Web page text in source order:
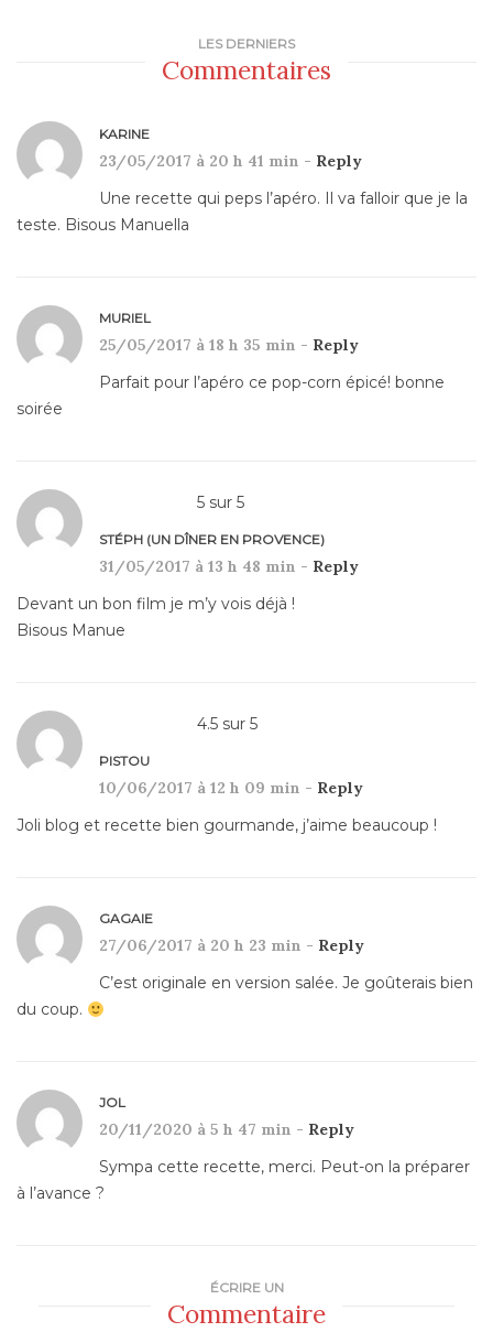
LES DERNIERS
Commentaires
KARINE
23/05/2017 à 20 h 41 min - Reply
Une recette qui peps l’apéro. Il va falloir que je la
teste. Bisous Manuella
MURIEL
25/05/2017 à 18 h 35 min - Reply
Parfait pour l’apéro ce pop-corn épicé! bonne
soirée
5 sur 5
STÉPH (UN DÎNER EN PROVENCE)
31/05/2017 à 13 h 48 min - Reply
Devant un bon film je m’y vois déjà !
Bisous Manue
4.5 sur 5
PISTOU
10/06/2017 à 12 h 09 min - Reply
Joli blog et recette bien gourmande, j’aime beaucoup !
GAGAIE
27/06/2017 à 20 h 23 min - Reply
C’est originale en version salée. Je goûterais bien
du coup.
JOL
20/11/2020 à 5 h 47 min - Reply
Sympa cette recette, merci. Peut-on la préparer
à l’avance ?
ÉCRIRE UN
Commentaire